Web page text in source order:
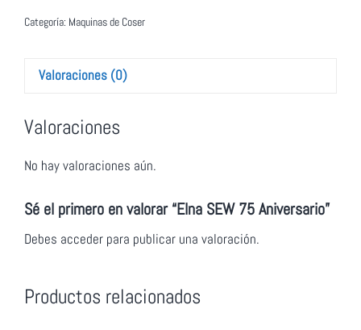
Categoría: Maquinas de Coser
Valoraciones (0)
Valoraciones
No hay valoraciones aún.
Sé el primero en valorar “Elna SEW 75 Aniversario”
Debes acceder para publicar una valoración.
Productos relacionados